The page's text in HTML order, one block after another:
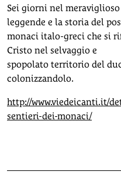
Sei giorni nel
leggende e la storia del
monaci italo-greci che si
Cristo nel selvaggio e
spopolato territorio del
colonizzandolo.
http://www.viedeicanti.it/
sentieri-dei-monaci/